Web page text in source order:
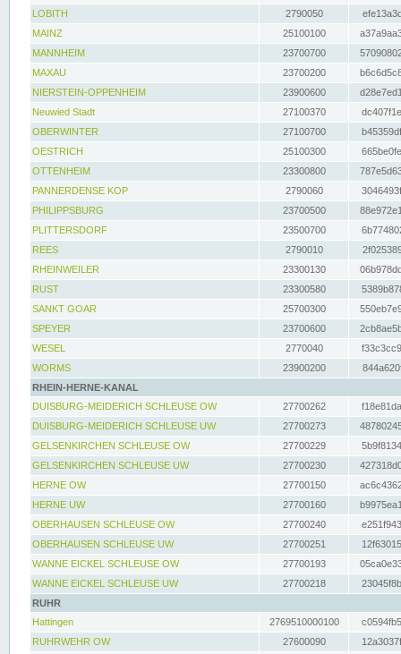
LOBITH
2790050
MAINZ
25100100
MANNHEIM
23700700
MAXAU
23700200
NIERSTEIN-OPPENHEIM
23900600
Neuwied Stadt
27100370
OBERWINTER
27100700
OESTRICH
25100300
OTTENHEIM
23300800
PANNERDENSE KOP
2790060
PHILIPPSBURG
23700500
PLITTERSDORF
23500700
REES
2790010
RHEINWEILER
23300130
RUST
23300580
SANKT GOAR
25700300
SPEYER
23700600
WESEL
2770040
WORMS
23900200
RHEIN-HERNE-KANAL
DUISBURG-MEIDERICH SCHLEUSE OW
27700262
DUISBURG-MEIDERICH SCHLEUSE UW
27700273
GELSENKIRCHEN SCHLEUSE OW
27700229
GELSENKIRCHEN SCHLEUSE UW
27700230
HERNE OW
27700150
HERNE UW
27700160
OBERHAUSEN SCHLEUSE OW
27700240
OBERHAUSEN SCHLEUSE UW
27700251
WANNE EICKEL SCHLEUSE OW
27700193
WANNE EICKEL SCHLEUSE UW
27700218
RUHR
Hattingen
2769510000100
RUHRWEHR OW
27600090